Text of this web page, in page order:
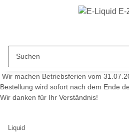
Wir machen Betriebsferien vom
Bestellung wird sofort nach dem Ende
Wir danken für Ihr Verständnis!
Liquid